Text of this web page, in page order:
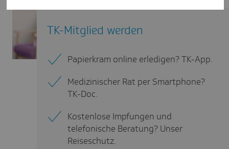
TK-Mitglied werden
Papierkram online erledigen? TK-App.
Medizinischer Rat per Smartphone?
TK-Doc.
Kostenlose Impfungen und
telefonische Beratung? Unser
Reiseschutz.